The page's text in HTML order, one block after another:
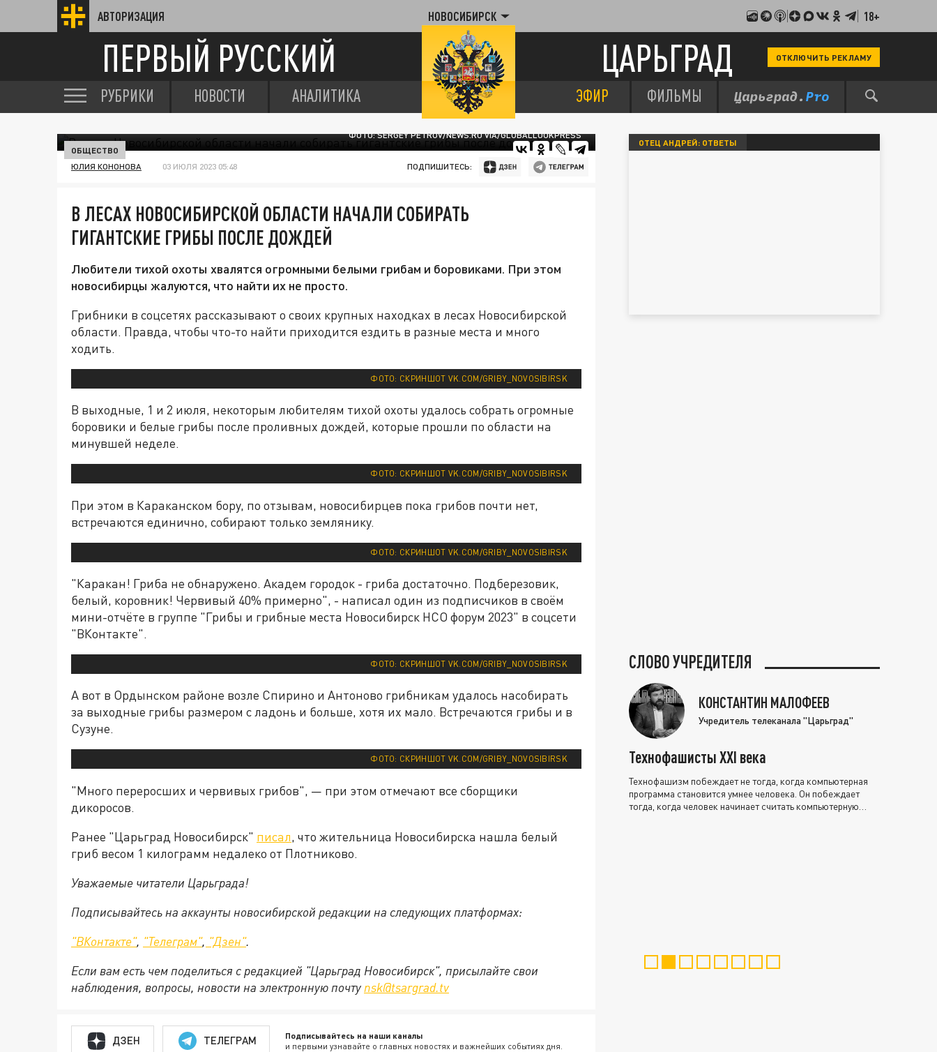
АВТОРИЗАЦИЯ НОВОСИБИРСК 18+
ПЕРВЫЙ РУССКИЙ ЦАРЬГРАД ОТКЛЮЧИТЬ РЕКЛАМУ
РУБРИКИ НОВОСТИ АНАЛИТИКА ЭФИР ФИЛЬМЫ
ФОТО: SERGEY PETROV/NEWS.RU VIA/GLOBALLOOKPRESS
ОБЩЕСТВО
ЮЛИЯ КОНОНОВА 03 ИЮЛЯ 2023 05:48 ПОДПИШИТЕСЬ:
В ЛЕСАХ НОВОСИБИРСКОЙ ОБЛАСТИ НАЧАЛИ СОБИРАТЬ
ГИГАНТСКИЕ ГРИБЫ ПОСЛЕ ДОЖДЕЙ
Любители тихой охоты хвалятся огромными белыми грибам и боровиками. При этом
новосибирцы жалуются, что найти их не просто.
Грибники в соцсетях рассказывают о своих крупных находках в лесах Новосибирской
области. Правда, чтобы что-то найти приходится ездить в разные места и много
ходить.
ФОТО: СКРИНШОТ VK.COM/GRIBY_NOVOSIBIRSK
В выходные, 1 и 2 июля, некоторым любителям тихой охоты удалось собрать огромные
боровики и белые грибы после проливных дождей, которые прошли по области на
минувшей неделе.
ФОТО: СКРИНШОТ VK.COM/GRIBY_NOVOSIBIRSK
При этом в Караканском бору, по отзывам, новосибирцев пока грибов почти нет,
встречаются единично, собирают только землянику.
ФОТО: СКРИНШОТ VK.COM/GRIBY_NOVOSIBIRSK
"Каракан! Гриба не обнаружено. Академ городок - гриба достаточно. Подберезовик,
белый, коровник! Червивый 40% примерно", - написал один из подписчиков в своём
мини-отчёте в группе "Грибы и грибные места Новосибирск НСО форум 2023" в соцсети
"ВКонтакте".
ФОТО: СКРИНШОТ VK.COM/GRIBY_NOVOSIBIRSK
А вот в Ордынском районе возле Спирино и Антоново грибникам удалось насобирать
за выходные грибы размером с ладонь и больше, хотя их мало. Встречаются грибы и в
Сузуне.
ФОТО: СКРИНШОТ VK.COM/GRIBY_NOVOSIBIRSK
"Много переросших и червивых грибов", — при этом отмечают все сборщики
дикоросов.
Ранее "Царьград Новосибирск" писал, что жительница Новосибирска нашла белый
гриб весом 1 килограмм недалеко от Плотниково.
Уважаемые читатели Царьграда!
Подписывайтесь на аккаунты новосибирской редакции на следующих платформах:
"ВКонтакте", "Телеграм", "Дзен".
Если вам есть чем поделиться с редакцией "Царьград Новосибирск", присылайте свои
наблюдения, вопросы, новости на электронную почту nsk@tsargrad.tv
ДЗЕН ТЕЛЕГРАМ Подписывайтесь на наши каналы
и первыми узнавайте о главных новостях и важнейших событиях дня.
ОТЕЦ АНДРЕЙ: ОТВЕТЫ
СЛОВО УЧРЕДИТЕЛЯ
КОНСТАНТИН МАЛОФЕЕВ
Учредитель телеканала "Царьград"
Технофашисты XXI века
Технофашизм побеждает не тогда, когда компьютерная
программа становится умнее человека. Он побеждает
тогда, когда человек начинает считать компьютерную